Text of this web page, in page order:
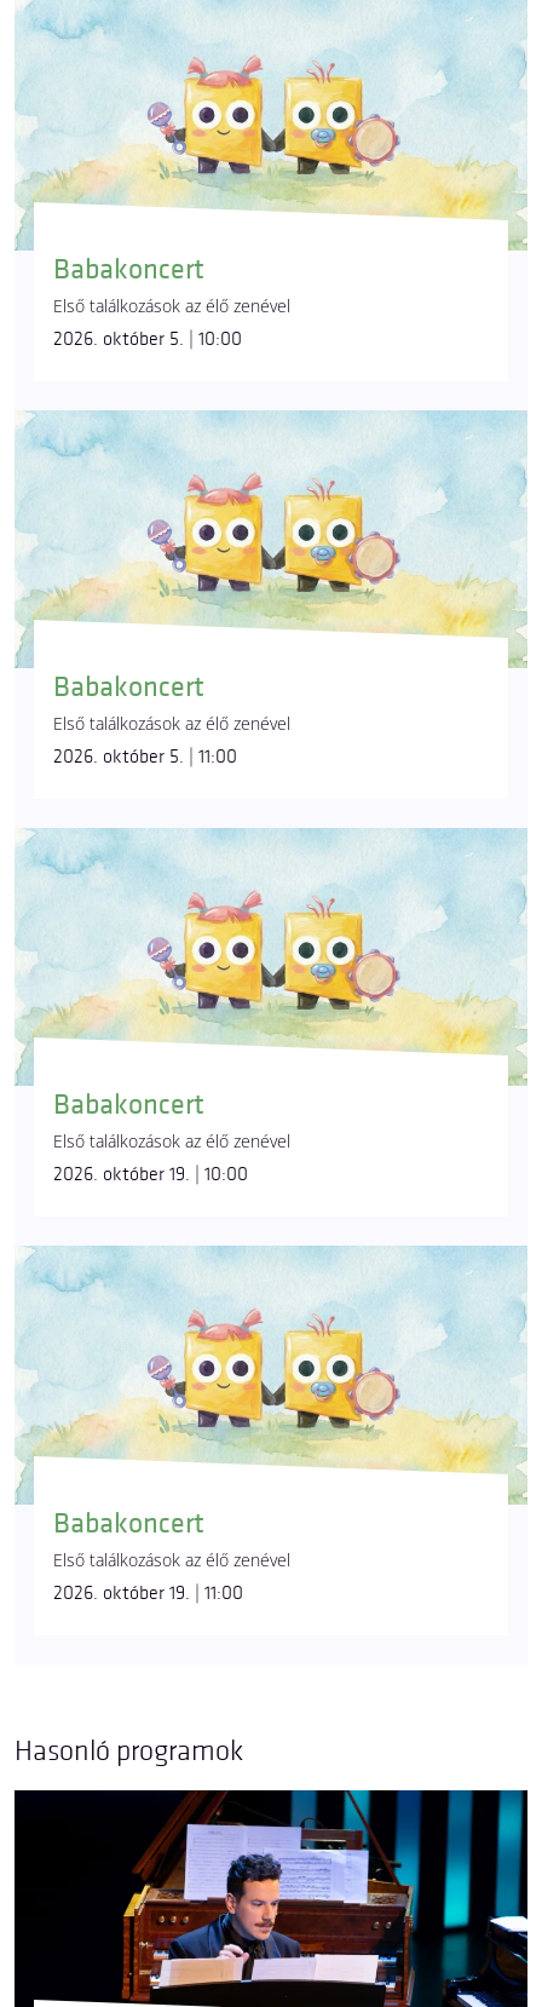
Babakoncert
Első találkozások az élő zenével
2026. október 5. | 10:00
Babakoncert
Első találkozások az élő zenével
2026. október 5. | 11:00
Babakoncert
Első találkozások az élő zenével
2026. október 19. | 10:00
Babakoncert
Első találkozások az élő zenével
2026. október 19. | 11:00
Hasonló programok